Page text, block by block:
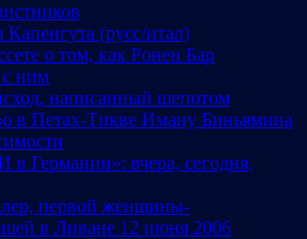
(русс/итал)
о том, как Ронен Бар
с ним
написанный шепотом
в Петах-Тикве Иману Биньямина
Германии»: вчера, сегодня,
первой женщины-
в Ливане 12 июня 2006